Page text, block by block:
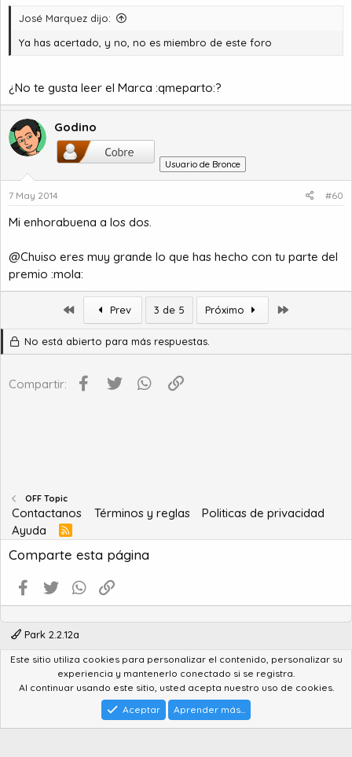
José Marquez dijo:
Ya has acertado, y no, no es miembro de este foro
¿No te gusta leer el Marca :qmeparto:?
Godino
Usuario de Bronce
7 May 2014 #60
Mi enhorabuena a los dos.
@Chuiso eres muy grande lo que has hecho con tu parte del
premio :mola:
PrimeroPrev 3 de 5 Próximo
No está abierto para más respuestas.
Compartir: Facebook
Twitter WhatsApp
OFF Topic
Contactanos Términos y reglas
Politicas de privacidad
Ayuda
R
S
S
Comparte esta página
Facebook
Twitter WhatsApp
Park 2.2.12a
Community platform by XenForo® © 2010-2022 XenForo Ltd.
Advanced Forum Stats by AddonFlare - Premium XF2 Addons
Feedback SystembyXenCentral.com
StylesFactory.pl
Este sitio utiliza cookies para personalizar el contenido, personalizar su
experiencia y mantenerlo conectado si se registra.
Al continuar usando este sitio, usted acepta nuestro uso de cookies.
Aceptar
Aprender más...